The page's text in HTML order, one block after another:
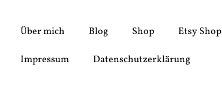
Über mich Blog Shop Etsy Shop
Impressum Datenschutzerklärung